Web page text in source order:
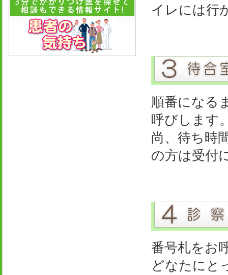
イレには行
順番になる
呼びします
尚、待ち時
の方は受付
番号札をお
どなたにと